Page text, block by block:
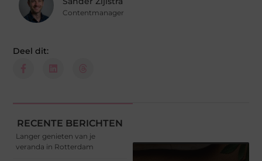
Contentmanager
Deel dit:
RECENTE BERICHTEN
Langer genieten van je
veranda in Rotterdam